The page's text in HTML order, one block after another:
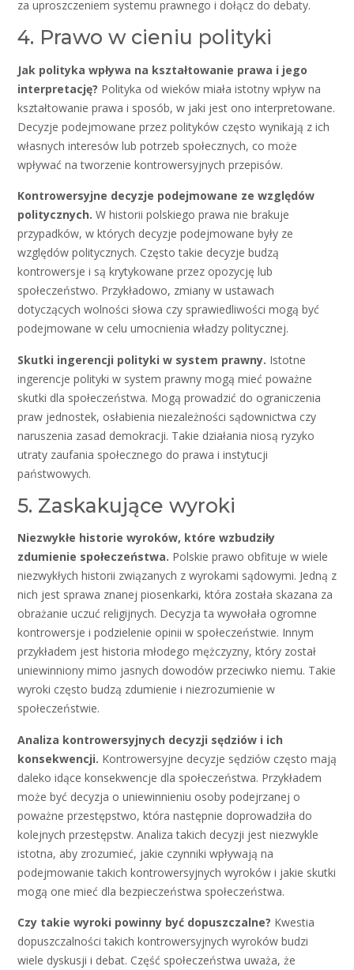
za uproszczeniem systemu prawnego i dołącz do debaty.
4. Prawo w cieniu polityki
Jak polityka wpływa na kształtowanie prawa i jego
interpretację? Polityka od wieków miała istotny wpływ na
kształtowanie prawa i sposób, w jaki jest ono interpretowane.
Decyzje podejmowane przez polityków często wynikają z ich
własnych interesów lub potrzeb społecznych, co może
wpływać na tworzenie kontrowersyjnych przepisów.
Kontrowersyjne decyzje podejmowane ze względów
politycznych. W historii polskiego prawa nie brakuje
przypadków, w których decyzje podejmowane były ze
względów politycznych. Często takie decyzje budzą
kontrowersje i są krytykowane przez opozycję lub
społeczeństwo. Przykładowo, zmiany w ustawach
dotyczących wolności słowa czy sprawiedliwości mogą być
podejmowane w celu umocnienia władzy politycznej.
Skutki ingerencji polityki w system prawny. Istotne
ingerencje polityki w system prawny mogą mieć poważne
skutki dla społeczeństwa. Mogą prowadzić do ograniczenia
praw jednostek, osłabienia niezależności sądownictwa czy
naruszenia zasad demokracji. Takie działania niosą ryzyko
utraty zaufania społecznego do prawa i instytucji
państwowych.
5. Zaskakujące wyroki
Niezwykłe historie wyroków, które wzbudziły
zdumienie społeczeństwa. Polskie prawo obfituje w wiele
niezwykłych historii związanych z wyrokami sądowymi. Jedną z
nich jest sprawa znanej piosenkarki, która została skazana za
obrażanie uczuć religijnych. Decyzja ta wywołała ogromne
kontrowersje i podzielenie opinii w społeczeństwie. Innym
przykładem jest historia młodego mężczyzny, który został
uniewinniony mimo jasnych dowodów przeciwko niemu. Takie
wyroki często budzą zdumienie i niezrozumienie w
społeczeństwie.
Analiza kontrowersyjnych decyzji sędziów i ich
konsekwencji. Kontrowersyjne decyzje sędziów często mają
daleko idące konsekwencje dla społeczeństwa. Przykładem
może być decyzja o uniewinnieniu osoby podejrzanej o
poważne przestępstwo, która następnie doprowadziła do
kolejnych przestępstw. Analiza takich decyzji jest niezwykle
istotna, aby zrozumieć, jakie czynniki wpływają na
podejmowanie takich kontrowersyjnych wyroków i jakie skutki
mogą one mieć dla bezpieczeństwa społeczeństwa.
Czy takie wyroki powinny być dopuszczalne? Kwestia
dopuszczalności takich kontrowersyjnych wyroków budzi
wiele dyskusji i debat. Część społeczeństwa uważa, że